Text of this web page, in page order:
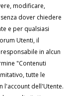
modificare,
dover chiedere
e per qualsiasi
Utenti, il
in alcun
"Contenuti
tutte le
l'account dell'Utente.